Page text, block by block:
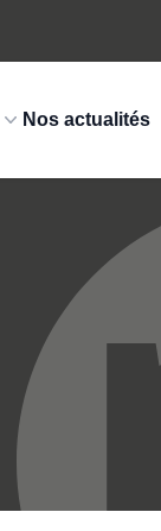
Nos actualités